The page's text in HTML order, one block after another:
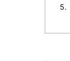
5.